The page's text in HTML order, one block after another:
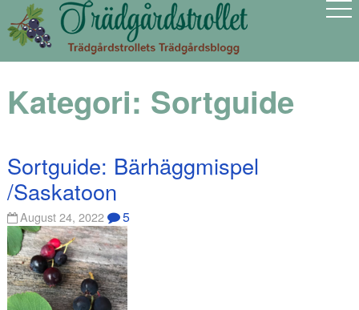
Kategori: Sortguide
Sortguide: Bärhäggmispel
/Saskatoon
August 24, 2022 5